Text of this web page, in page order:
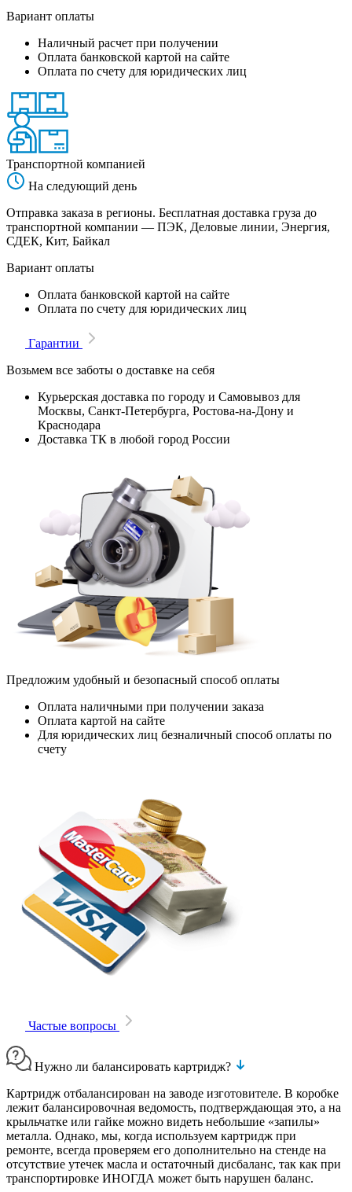
Вариант оплаты
Наличный расчет при получении
Оплата банковской картой на сайте
Оплата по счету для юридических лиц
Транспортной компанией
На следующий день
Отправка заказа в регионы. Бесплатная доставка груза до
транспортной компании — ПЭК, Деловые линии, Энергия,
СДЕК, Кит, Байкал
Вариант оплаты
Оплата банковской картой на сайте
Оплата по счету для юридических лиц
Гарантии
Возьмем все заботы о доставке на себя
Курьерская доставка по городу и Самовывоз для
Москвы, Санкт-Петербурга, Ростова-на-Дону и
Краснодара
Доставка ТК в любой город России
Предложим удобный и безопасный способ оплаты
Оплата наличными при получении заказа
Оплата картой на сайте
Для юридических лиц безналичный способ оплаты по
счету
Частые вопросы
Нужно ли балансировать картридж?
Картридж отбалансирован на заводе изготовителе. В коробке
лежит балансировочная ведомость, подтверждающая это, а на
крыльчатке или гайке можно видеть небольшие «запилы»
металла. Однако, мы, когда используем картридж при
ремонте, всегда проверяем его дополнительно на стенде на
отсутствие утечек масла и остаточный дисбаланс, так как при
транспортировке ИНОГДА может быть нарушен баланс.